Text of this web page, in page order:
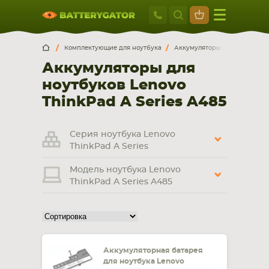
Москва
+7 495 414
Москва Санкт-Петербург
г. Москва, ул. Ткацкая, 5с3 (м. Семеновская)
5 мин. ходьбы от ст.м. “Семеновская”
+7 495 414 28 59
9:00-21:00
смартфона, планшета
Комплектующие для ноутбука Аккумуляторы для ноутбуков
Аккумуляторы для
ноутбуков Lenovo
ThinkPad A Series A485
Серия ноутбука Lenovo
ThinkPad A Series
Модель ноутбука Lenovo
ThinkPad A Series A485
Аккумуляторная батарея
для ноутбука Lenovo